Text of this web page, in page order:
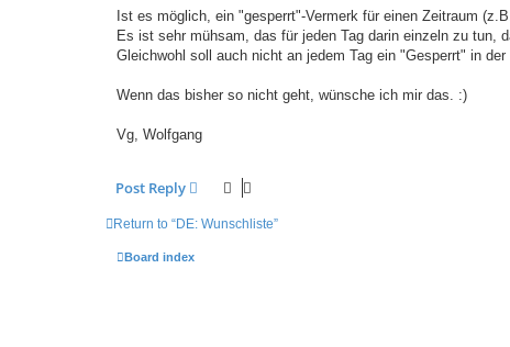
Ist es möglich, ein "gesperrt"-Vermerk für einen Zeitraum
Es ist sehr mühsam, das für jeden Tag darin einzeln zu tun,
Gleichwohl soll auch nicht an jedem Tag ein "Gesperrt" in
Wenn das bisher so nicht geht, wünsche ich mir das. :)
Vg, Wolfgang
Post Reply
Return to “DE: Wunschliste”
Board index